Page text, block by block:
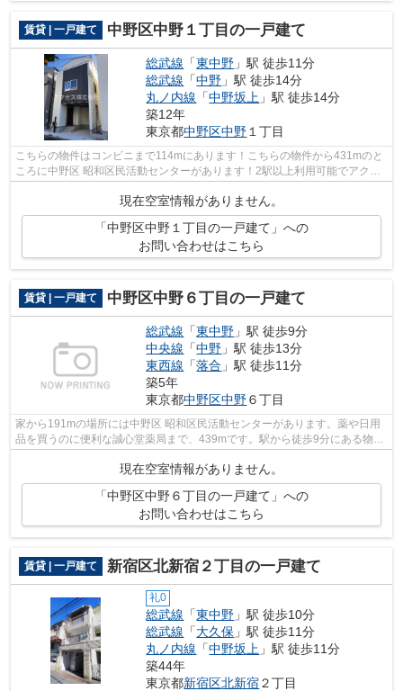
賃貸 | 一戸建て 中野区中野１丁目の一戸建て
総武線 「東中野 」駅 徒歩11分
総武線 「中野 」駅 徒歩14分
丸ノ内線 「中野坂上 」駅 徒歩14分
築12年
東京都中野区中野 １丁目
こちらの物件はコンビニまで114mにあります！こちらの物件から431mのと
ころに中野区 昭和区民活動センターがあります！2駅以上利用可能でアクセ
現在空室情報がありません。
「中野区中野１丁目の一戸建て」への
お問い合わせはこちら
賃貸 | 一戸建て 中野区中野６丁目の一戸建て
総武線 「東中野 」駅 徒歩9分
中央線 「中野 」駅 徒歩13分
東西線 「落合 」駅 徒歩11分
築5年
東京都中野区中野６丁目
家から191mの場所には中野区 昭和区民活動センターがあります。薬や日用
品を買うのに便利な誠心堂薬局まで、439mです。駅から徒歩9分にある物件
現在空室情報がありません。
「中野区中野６丁目の一戸建て」への
お問い合わせはこちら
賃貸 | 一戸建て 新宿区北新宿２丁目の一戸建て
礼0
総武線 「東中野 」駅 徒歩10分
総武線 「大久保 」駅 徒歩11分
丸ノ内線 「中野坂上 」駅 徒歩11分
築44年
東京都新宿区北新宿２丁目